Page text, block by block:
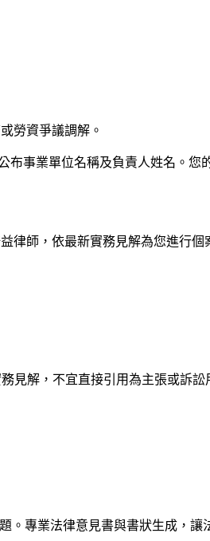
勞資爭議調解。
事業單位名稱及負責人姓名。您
律師 ，依最新實務見解為您進行個
解，不宜直接引用為主張或訴訟
。專業法律意見書與書狀生成，讓